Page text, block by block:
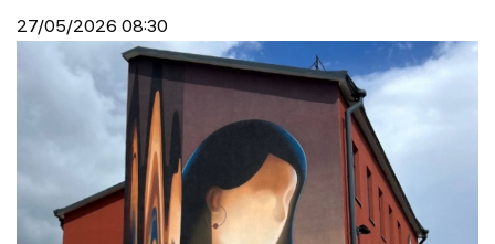
27/05/2026 08:30